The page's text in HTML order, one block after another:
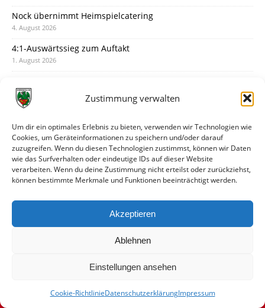
Zustimmung verwalten
Um dir ein optimales Erlebnis zu bieten, verwenden wir Technologien wie
Cookies, um Geräteinformationen zu speichern und/oder darauf
zuzugreifen. Wenn du diesen Technologien zustimmst, können wir Daten
wie das Surfverhalten oder eindeutige IDs auf dieser Website
verarbeiten. Wenn du deine Zustimmung nicht erteilst oder zurückziehst,
können bestimmte Merkmale und Funktionen beeinträchtigt werden.
Akzeptieren
Ablehnen
Einstellungen ansehen
Cookie-RichtlinieDatenschutzerklärungImpressum
Nock übernimmt Heimspielcatering
4. August 2026
4:1-Auswärtssieg zum Auftakt
1. August 2026
31. Juli 2026
30. Juli 2026
Deine Spielminute: 89+1
28. Juli 2026
Neuer Rückensponsor
Neue Podcast-Folge: So tickt Björn!
27. Juli 2026
© VfR Wormatia Worms